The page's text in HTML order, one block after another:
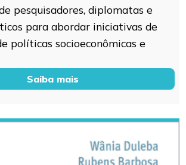
pesquisadores, diplomatas e
para abordar iniciativas de
políticas socioeconômicas e
Saiba mais